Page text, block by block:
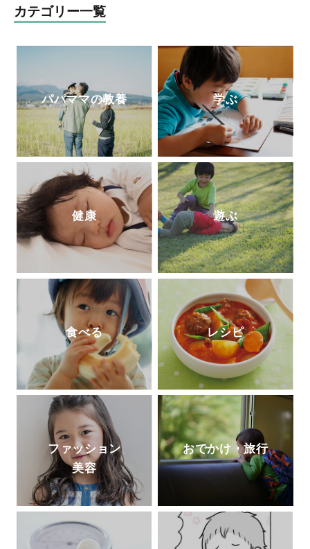
い整理収納アイデアやモノ選び情報を発信
中。7歳4歳2歳の3児の母。
http://taekomizutani.com/
カテゴリー一覧
パパママの教養 学ぶ
健康 遊ぶ
食べる レシピ
ファッション
美容
おでかけ・旅行